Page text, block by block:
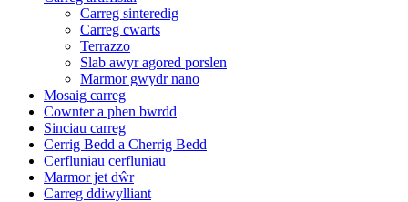
Carreg sinteredig
Carreg cwarts
Terrazzo
Slab awyr agored porslen
Marmor gwydr nano
Mosaig carreg
Cownter a phen bwrdd
Sinciau carreg
Cerrig Bedd a Cherrig Bedd
Cerfluniau cerfluniau
Marmor jet dŵr
Carreg ddiwylliant